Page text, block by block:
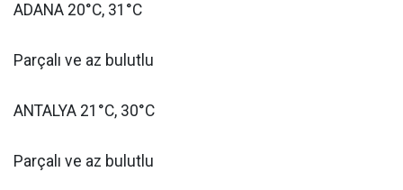
ADANA 20°C, 31°C
Parçalı ve az bulutlu
ANTALYA 21°C, 30°C
Parçalı ve az bulutlu